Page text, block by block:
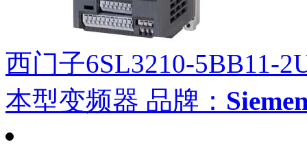
西门子6SL3210-5BB11-
本型变频器 品牌：